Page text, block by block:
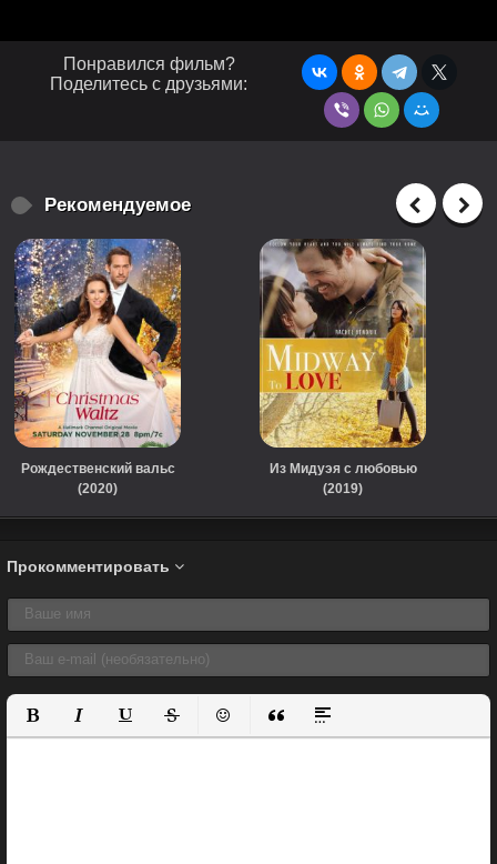
Понравился фильм?
Поделитесь с друзьями:
Рекомендуемое
Рождественский вальс
(2020)
Из Мидуэя с любовью
(2019)
Прокомментировать
Полужирный
КурсивПодчеркнутый
ЗачеркнутыйВставить смайлик
Вставка цитаты
Вставка спойлера